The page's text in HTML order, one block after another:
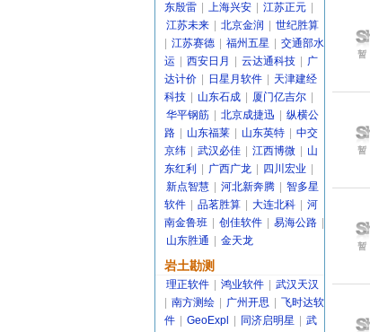
东殷雷
上海兴安 江苏正元
江苏未来
北京金润
世纪胜算
江苏赛德 福州五星
交通部水
运
西安日月 云达通科技
广
达计价
日星月软件
天津建经
科技
山东石成 厦门亿吉尔
华平钢筋
北京成捷迅
纵横公
路
山东福莱 山东英特
中交
京纬
武汉必佳 江西博微
山
东红利
广西广龙 四川宏业
新点智慧
河北新奔腾
智多星
软件
品茗胜算 大连北科
河
南金鲁班
创佳软件 易海公路
山东胜通
金天龙
岩土勘测
理正软件 鸿业软件
武汉天汉
南方测绘 广州开思
飞时达软
件
GeoExpl 同济启明星
武